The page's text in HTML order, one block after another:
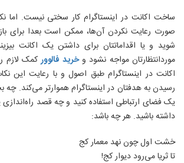
ساخت اکانت در اینستاگرام کار سختی نیست. اما
صورت رعایت نکردن آن‌ها، ممکن است بعدا برای
شوید و یا اقداماتتان برای داشتن یک اکانت
موردانتظارتان مواجه نشود وخرید فالوورکمک لازم
اکانت در اینستاگرام طبق اصول و با رعایت این
رسیدن به هدفتان در اینستاگرام هموارتر می‌کند. چه
یک فضای ارتباطی استفاده کنید و چه قصد
داشته باشید. هر چه باشد:
خشت اول چون نهد معمار کج
تا ثریا می‌رود دیوار کج!